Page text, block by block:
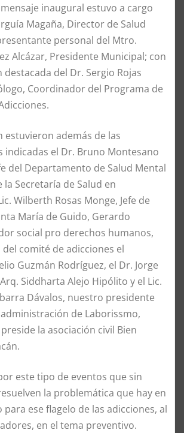
inaugural estuvo a cargo
Magaña, Director de Salud
personal del Mtro.
Alcázar, Presidente Municipal; con
del Dr. Sergio Rojas
Coordinador del Programa de
estuvieron además de las
indicadas el Dr. Bruno Montesano
del Departamento de Salud Mental
la Secretaría de Salud en
Wilberth Rosas Monge, Jefe de
María de Guido, Gerardo
social pro derechos humanos,
comité de adicciones el
Guzmán Rodríguez, el Dr. Jorge
Siddharta Alejo Hipólito y el Lic.
Dávalos, nuestro presidente
de Laborissmo,
la asociación civil Bien
este tipo de eventos que sin
la problemática que hay en
ese flagelo de las adicciones, al
en el tema preventivo.